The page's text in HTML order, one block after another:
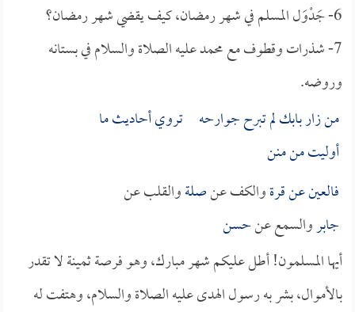
6- جَدْوَل المسلم في شهر رمضان، كيف يقضي شهر رمضان؟
7- شذرات وقطوف مع محمد عليه الصلاة والسلام في بستانه
وروضه.
من زار بابك لم تبرح جوارحه تروي أحاديث ما
أوليت من منن
فالعين عنقرةوالكف عنصلةوالقلب عن
جابروالسمع عنحسن
أيها المسلمون! أطل عليكم شهر مبارك، وهو فرصة ثمينة لا تقدر
بالأموال، بشر به رسول الهدى عليه الصلاة والسلام، وهتفت له